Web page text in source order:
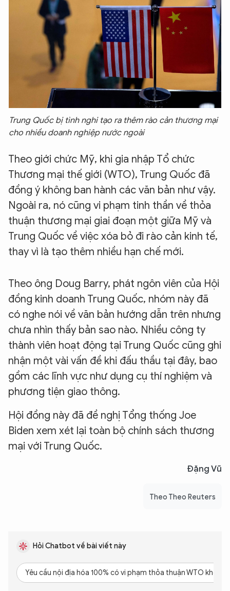
Trung Quốc bị tình nghi tạo ra thêm rào cản thương mại
cho nhiều doanh nghiệp nước ngoài
Theo giới chức Mỹ, khi gia nhập Tổ chức
Thương mại thế giới (WTO), Trung Quốc đã
đồng ý không ban hành các văn bản như vậy.
Ngoài ra, nó cũng vi phạm tinh thần về thỏa
thuận thương mại giai đoạn một giữa Mỹ và
Trung Quốc về việc xóa bỏ đi rào cản kinh tế,
thay vì là tạo thêm nhiều hạn chế mới.
Theo ông Doug Barry, phát ngôn viên của Hội
đồng kinh doanh Trung Quốc, nhóm này đã
có nghe nói về văn bản hướng dẫn trên nhưng
chưa nhìn thấy bản sao nào. Nhiều công ty
thành viên hoạt động tại Trung Quốc cũng ghi
nhận một vài vấn đề khi đấu thầu tại đây, bao
gồm các lĩnh vực như dụng cụ thí nghiệm và
phương tiện giao thông.
Hội đồng này đã đề nghị Tổng thống Joe
Biden xem xét lại toàn bộ chính sách thương
mại với Trung Quốc.
Đặng Vũ
Theo Theo Reuters
Hỏi Chatbot về bài viết này
Yêu cầu nội địa hóa 100% có vi phạm thỏa thuận WTO không?